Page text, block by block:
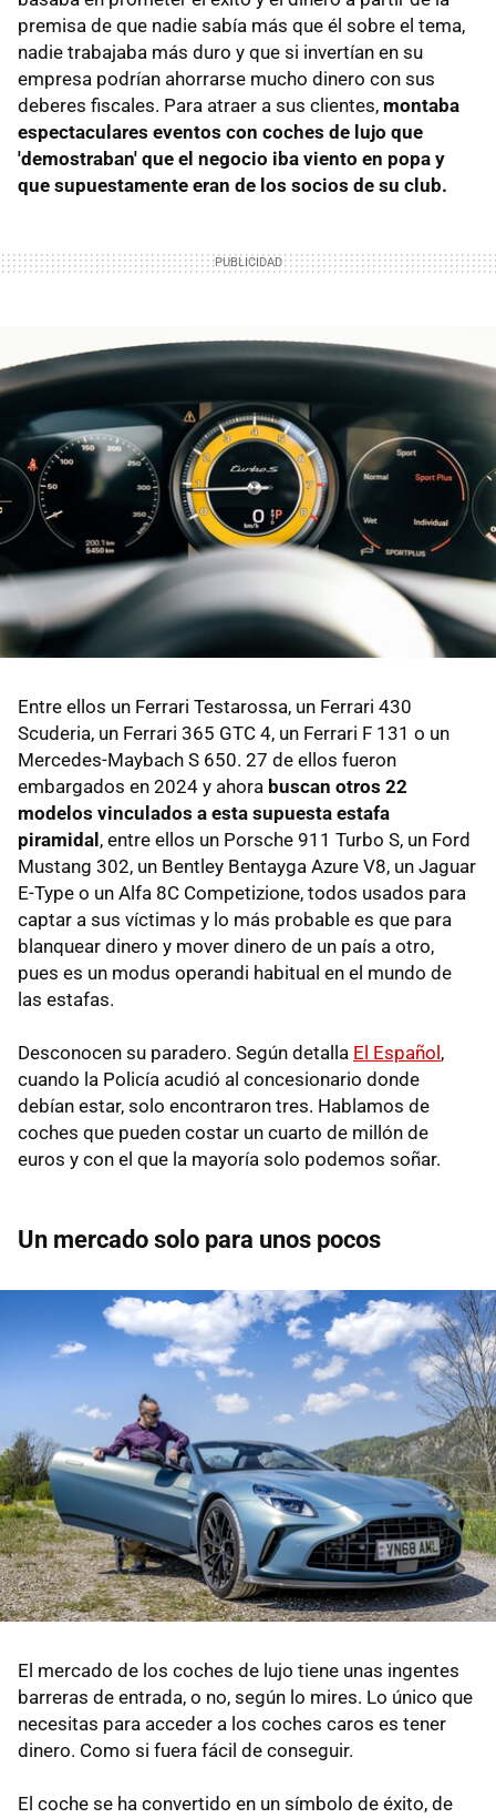
premisa de que nadie sabía más que él sobre el tema,
nadie trabajaba más duro y que si invertían en su
empresa podrían ahorrarse mucho dinero con sus
deberes fiscales. Para atraer a sus clientes, montaba
espectaculares eventos con coches de lujo que
'demostraban' que el negocio iba viento en popa y
que supuestamente eran de los socios de su club.
Entre ellos un Ferrari Testarossa, un Ferrari 430
Scuderia, un Ferrari 365 GTC 4, un Ferrari F 131 o un
Mercedes-Maybach S 650. 27 de ellos fueron
embargados en 2024 y ahora buscan otros 22
modelos vinculados a esta supuesta estafa
piramidal , entre ellos un Porsche 911 Turbo S, un Ford
Mustang 302, un Bentley Bentayga Azure V8, un Jaguar
E-Type o un Alfa 8C Competizione, todos usados para
captar a sus víctimas y lo más probable es que para
blanquear dinero y mover dinero de un país a otro,
pues es un modus operandi habitual en el mundo de
las estafas.
Desconocen su paradero. Según detalla El Español ,
cuando la Policía acudió al concesionario donde
debían estar, solo encontraron tres. Hablamos de
coches que pueden costar un cuarto de millón de
euros y con el que la mayoría solo podemos soñar.
Un mercado solo para unos pocos
El mercado de los coches de lujo tiene unas ingentes
barreras de entrada, o no, según lo mires. Lo único que
necesitas para acceder a los coches caros es tener
dinero. Como si fuera fácil de conseguir.
El coche se ha convertido en un símbolo de éxito, de